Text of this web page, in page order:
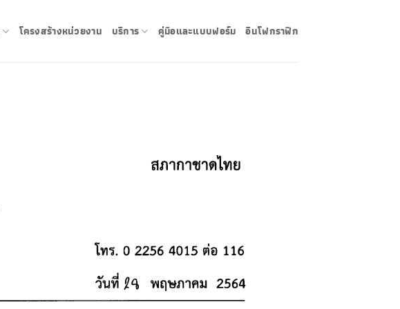
โครงสร้างหน่วยงาน บริการ คู่มือและแบบฟอร์ม อินโฟกราฟิก